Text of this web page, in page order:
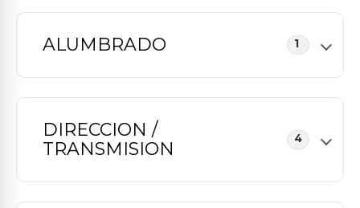
ALUMBRADO 1
DIRECCION /
TRANSMISION
4